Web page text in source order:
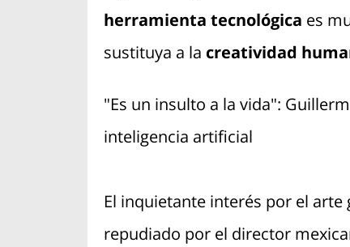
herramienta tecnológica es
sustituya a la creatividad
"Es un insulto a la vida":
inteligencia artificial
El inquietante interés por el
repudiado por el director